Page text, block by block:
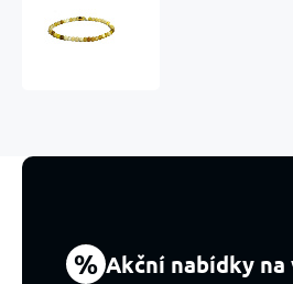
4
-
17
% Akční nabídky na